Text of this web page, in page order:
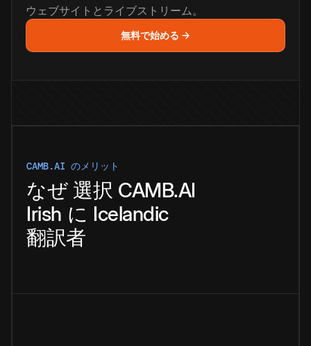
ウェブサイトとライブストリーム。
無料で始める →
CAMB.AI のメリット
なぜ 選択 CAMB.AI
Irish に Icelandic
翻訳者